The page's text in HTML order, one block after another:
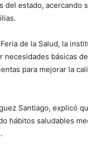
del estado, acercando
de la Salud, la
básicas
para mejorar la
Santiago, explicó
hábitos saludables